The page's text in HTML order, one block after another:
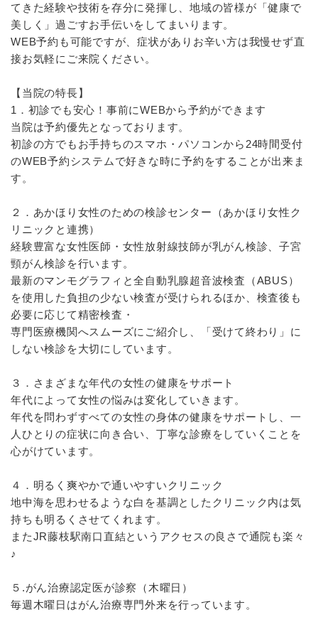
てきた経験や技術を存分に発揮し、地域の皆様が「健康で
美しく」過ごすお手伝いをしてまいります。
WEB予約も可能ですが、症状がありお辛い方は我慢せず直
接お気軽にご来院ください。
【当院の特長】
1．初診でも安心！事前にWEBから予約ができます
当院は予約優先となっております。
初診の方でもお手持ちのスマホ・パソコンから24時間受付
のWEB予約システムで好きな時に予約をすることが出来ま
す。
２．あかほり女性のための検診センター（あかほり女性ク
リニックと連携）
経験豊富な女性医師・女性放射線技師が乳がん検診、子宮
頸がん検診を行います。
最新のマンモグラフィと全自動乳腺超音波検査（ABUS）
を使用した負担の少ない検査が受けられるほか、検査後も
必要に応じて精密検査・
専門医療機関へスムーズにご紹介し、「受けて終わり」に
しない検診を大切にしています。
３．さまざまな年代の女性の健康をサポート
年代によって女性の悩みは変化していきます。
年代を問わずすべての女性の身体の健康をサポートし、一
人ひとりの症状に向き合い、丁寧な診療をしていくことを
心がけています。
４．明るく爽やかで通いやすいクリニック
地中海を思わせるような白を基調としたクリニック内は気
持ちも明るくさせてくれます。
またJR藤枝駅南口直結というアクセスの良さで通院も楽々
♪
５.がん治療認定医が診察（木曜日）
毎週木曜日はがん治療専門外来を行っています。